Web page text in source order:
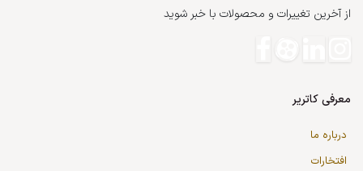
از آخرین تغییرات و محصولات با خبر شوید
معرفی کاتریر
درباره ما
افتخارات